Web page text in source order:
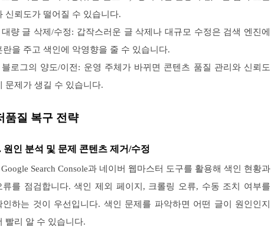
신뢰도가 떨어질 수 있습니다.
량 글 삭제/수정: 갑작스러운 글 삭제나 대규모 수정은 검색 엔진에
란을 주고 색인에 악영향을 줄 수 있습니다.
블로그의 양도/이전: 운영 주체가 바뀌면 콘텐츠 품질 관리와 신뢰도
문제가 생길 수 있습니다.
품질 복구 전략
원인 분석 및 문제 콘텐츠 제거/수정
Search Console과 네이버 웹마스터 도구를 활용해 색인 현황과
류를 점검합니다. 색인 제외 페이지, 크롤링 오류, 수동 조치 여부를
인하는 것이 우선입니다. 색인 문제를 파악하면 어떤 글이 원인인지
빨리 알 수 있습니다.